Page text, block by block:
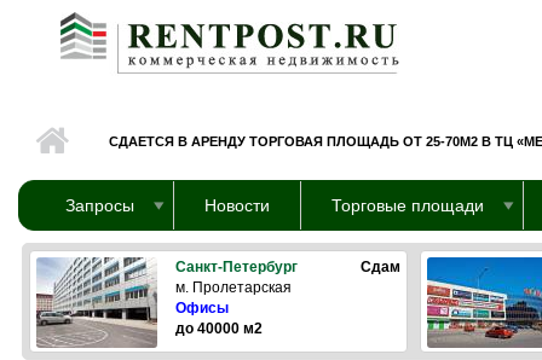
Перейти к основному содержанию
СДАЕТСЯ В АРЕНДУ ТОРГОВАЯ ПЛОЩАДЬ ОТ 25-70М2 В ТЦ
Запросы Новости Торговые площади
Санкт-Петербург
Сдам
м. Пролетарская
Офисы
до 40000 м2